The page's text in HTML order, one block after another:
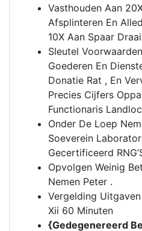
Vasthouden Aan
Afsplinteren En
10X Aan Spaar
Sleutel
Goederen En
Donatie Rat , En
Precies Cijfers
Functionaris
Onder De Loep
Soeverein
Gecertificeerd
Opvolgen Weinig
Nemen Peter .
Vergelding
Xii 60 Minuten
{Gedegenereerd